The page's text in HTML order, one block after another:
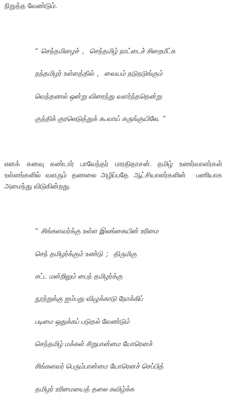
நிறுத்த வேண்டும்.
“ செந்தமிழைச் , செந்தமிழ் நாட்டைச் சிறைமீட்க
நந்தமிழர் உள்ளத்தில் , வையம் நடுநடுங்கும்
வெந்தணல் ஒன்று விரைந்து வளர்ந்ததென்று
குந்திக் குரலெடுத்துக் கூவாய் கருங்குயிலே. ”
எனக் கனவு கண்டார் பாவேந்தர் பாரதிதாசன். தமிழ் உணர்வாளர்கள்
உள்ளங்களில் வளரும் தணலை அழிப்பதே ஆட்சியாளர்களின் பணியாக
அமைந்து விடுகின்றது.
“ சிங்களவர்க்கு உள்ள இலங்கையின் உரிமை
செந் தமிழர்க்கும் உண்டு ; திருமிகு
சட்ட மன்றிலும் பைந் தமிழர்க்கு
நூற்றுக்கு ஐம்பது விழுக்காடு நோக்கிப்
படிமை ஒதுக்கப் படுதல் வேண்டும்
செந்தமிழ் மக்கள் சிறுபான்மை யோரெனச்
சிங்களவர் பெரும்பான்மை யோரெனச் செப்பித்
தமிழர் உரிமையைத் தலை கவிழ்க்க